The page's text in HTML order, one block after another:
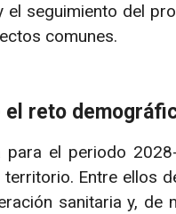
el seguimiento del
comunes.
el reto
para el periodo
Entre ellos
sanitaria y, de